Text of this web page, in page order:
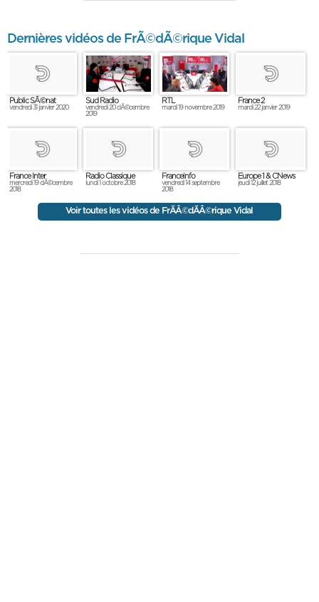
Dernières vidéos de FrÃ©dÃ©rique Vidal
Public SÃ©nat
vendredi 31 janvier 2020
Sud Radio
vendredi 20 dÃ©cembre
2019
RTL
mardi 19 novembre 2019
France 2
mardi 22 janvier 2019
France Inter
mercredi 19 dÃ©cembre
2018
Radio Classique
lundi 1 octobre 2018
Franceinfo
vendredi 14 septembre
2018
Europe 1 & CNews
jeudi 12 juillet 2018
Voir toutes les vidéos de FrÃÂ©dÃÂ©rique Vidal